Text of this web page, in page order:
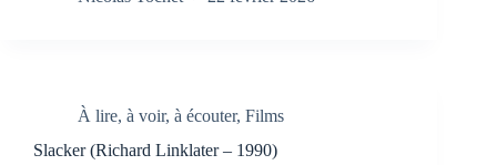
À lire, à voir, à écouter, Films
Slacker (Richard Linklater – 1990)